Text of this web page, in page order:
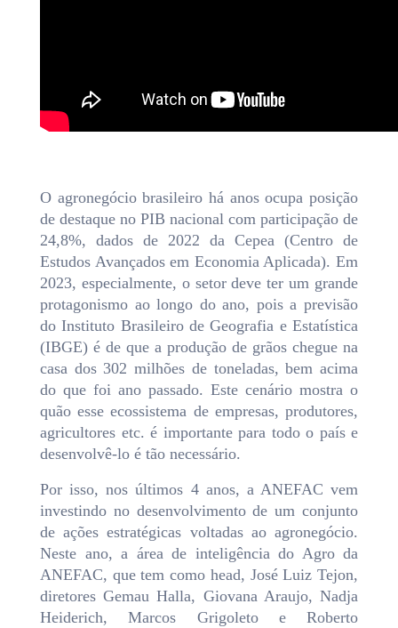
O agronegócio brasileiro há anos ocupa posição
de destaque no PIB nacional com participação de
24,8%, dados de 2022 da Cepea (Centro de
Estudos Avançados em Economia Aplicada). Em
2023, especialmente, o setor deve ter um grande
protagonismo ao longo do ano, pois a previsão
do Instituto Brasileiro de Geografia e Estatística
(IBGE) é de que a produção de grãos chegue na
casa dos 302 milhões de toneladas, bem acima
do que foi ano passado. Este cenário mostra o
quão esse ecossistema de empresas, produtores,
agricultores etc. é importante para todo o país e
desenvolvê-lo é tão necessário.
Por isso, nos últimos 4 anos, a ANEFAC vem
investindo no desenvolvimento de um conjunto
de ações estratégicas voltadas ao agronegócio.
Neste ano, a área de inteligência do Agro da
ANEFAC, que tem como head, José Luiz Tejon,
diretores Gemau Halla, Giovana Araujo, Nadja
Heiderich, Marcos Grigoleto e Roberto